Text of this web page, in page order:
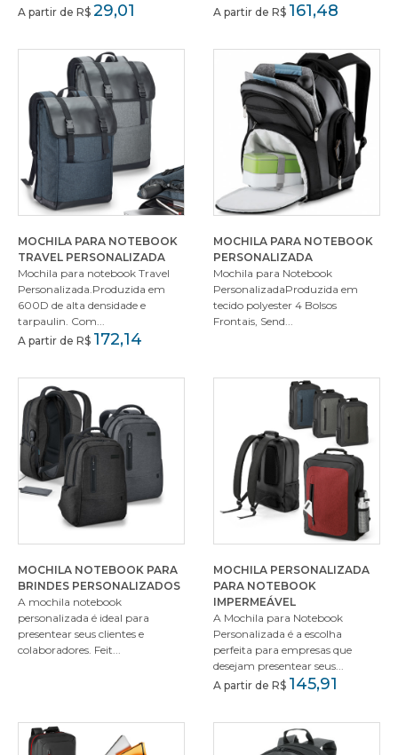
A partir de R$ 29,01
A partir de R$ 161,48
MOCHILA PARA NOTEBOOK
TRAVEL PERSONALIZADA
Mochila para notebook Travel
Personalizada.Produzida em
600D de alta densidade e
tarpaulin. Com...
A partir de R$ 172,14
MOCHILA PARA NOTEBOOK
PERSONALIZADA
Mochila para Notebook
PersonalizadaProduzida em
tecido polyester 4 Bolsos
Frontais, Send...
MOCHILA NOTEBOOK PARA
BRINDES PERSONALIZADOS
A mochila notebook
personalizada é ideal para
presentear seus clientes e
colaboradores. Feit...
MOCHILA PERSONALIZADA
PARA NOTEBOOK
IMPERMEÁVEL
A Mochila para Notebook
Personalizada é a escolha
perfeita para empresas que
desejam presentear seus...
A partir de R$ 145,91